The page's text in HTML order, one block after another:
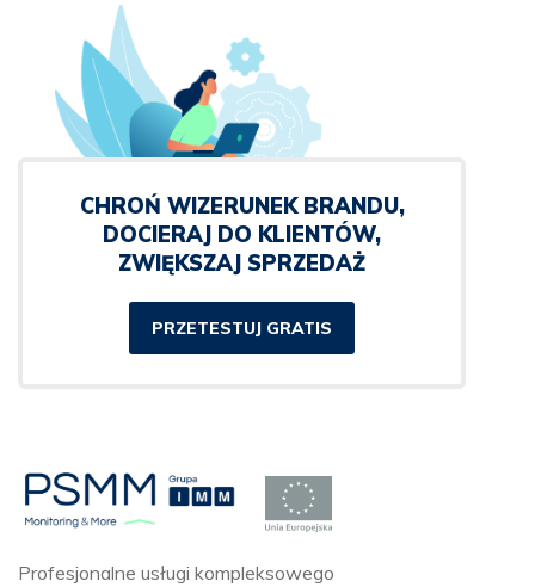
CHROŃ WIZERUNEK BRANDU,
DOCIERAJ DO KLIENTÓW,
ZWIĘKSZAJ SPRZEDAŻ
PRZETESTUJ GRATIS
Profesjonalne usługi kompleksowego